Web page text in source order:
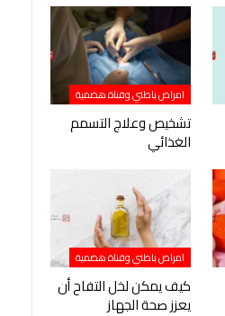
امراض باطني وقناة هضمية
تشخيص وعلاج التسمم
الغذائي
امراض باطني وقناة هضمية
كيف يمكن لخل التفاح أن
يعزز صحة الجهاز